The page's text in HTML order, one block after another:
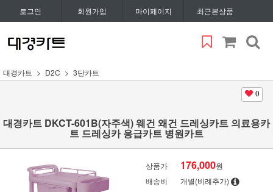
로그인 회원가입 마이페이지 최근본상품
대경카트 D2C 3단카트
0
대경카트 DKCT-601B(자주색) 웨건 왜건 드레싱카트 의료용카
트 드레싱카 응급카트 병원카트
상품가 176,000원
배송비
개별(비례추가)